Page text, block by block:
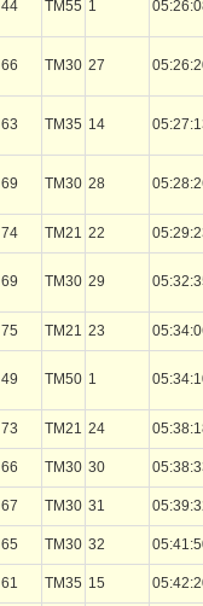
44 TM55 1
66 TM30 27
63 TM35 14
69 TM30 28
74 TM21 22
69 TM30 29
75 TM21 23
49 TM50 1
73 TM21 24
66 TM30 30
67 TM30 31
65 TM30 32
61 TM35 15